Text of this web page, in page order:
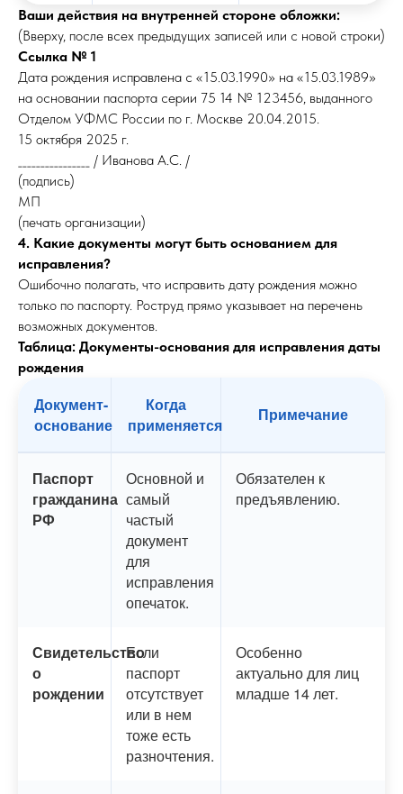
Ваши действия на внутренней стороне обложки:
(Вверху, после всех предыдущих записей или с новой строки)
Ссылка № 1
Дата рождения исправлена с «15.03.1990» на «15.03.1989»
на основании паспорта серии 75 14 № 123456, выданного
Отделом УФМС России по г. Москве 20.04.2015.
15 октября 2025 г.
________________ / Иванова А.С. /
(подпись)
МП
(печать организации)
4. Какие документы могут быть основанием для
исправления?
Ошибочно полагать, что исправить дату рождения можно
только по паспорту. Роструд прямо указывает на перечень
возможных документов.
Таблица: Документы-основания для исправления даты
рождения
Документ-
основание
Когда
применяется
Примечание
Паспорт
гражданина
РФ
Основной и
самый
частый
документ
для
исправления
опечаток.
Обязателен к
предъявлению.
Свидетельство
о
рождении
Если
паспорт
отсутствует
или в нем
тоже есть
разночтения.
Особенно
актуально для лиц
младше 14 лет.